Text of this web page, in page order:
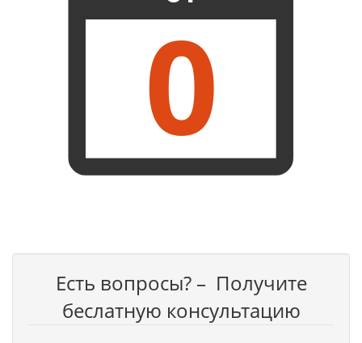
0
Есть вопросы? – Получите
беслатную консультацию